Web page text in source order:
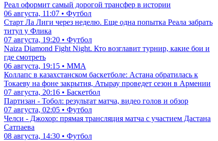
Реал оформит самый дорогой трансфер в истории
06 августа, 11:07 • Футбол
Старт Ла Лиги через неделю. Еще одна попытка Реала забрать
титул у Флика
07 августа, 19:20 • Футбол
Naiza Diamond Fight Night. Кто возглавит турнир, какие бои и
где смотреть
06 августа, 19:15 • ММА
Коллапс в казахстанском баскетболе: Астана обратилась к
Токаеву на фоне закрытия, Атырау проведет сезон в Армении
07 августа, 20:16 • Баскетбол
Партизан - Тобол: результат матча, видео голов и обзор
07 августа, 02:05 • Футбол
Челси - Джохор: прямая трансляция матча с участием Дастана
Сатпаева
08 августа, 14:30 • Футбол